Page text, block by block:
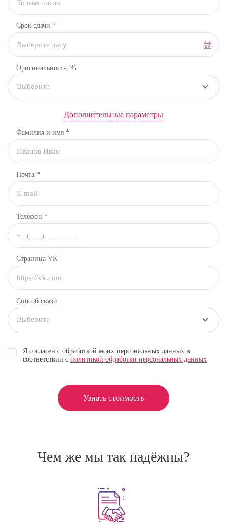
Срок сдачи *
Оригинальность, %
Выберите
Дополнительные параметры
Фамилия и имя *
Почта *
Телефон *
Страница VK
Способ связи
Выберите
Я согласен с обработкой моих персональных данных в
соответствии с политикой обработки персональных данных
Узнать стоимость
Чем же мы так надёжны?